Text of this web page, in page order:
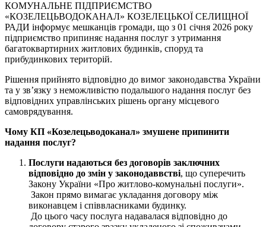
КОМУНАЛЬНЕ ПІДПРИЄМСТВО
«КОЗЕЛЕЦЬВОДОКАНАЛ» КОЗЕЛЕЦЬКОЇ СЕЛИЩНОЇ
РАДИ інформує мешканців громади, що з 01 січня 2026 року
підприємство припиняє надання послуг з утримання
багатоквартирних житлових будинків, споруд та
прибудинкових територій.
Рішення прийнято відповідно до вимог законодавства України
та у зв’язку з неможливістю подальшого надання послуг без
відповідних управлінських рішень органу місцевого
самоврядування.
Чому КП «Козелецьводоканал» змушене припинити
надання послуг?
Послуги надаються без договорів заключних
відповідно до змін у законодаввстві, що суперечить
Закону України «Про житлово-комунальні послуги».
Закон прямо вимагає укладання договору між
виконавцем і співвласниками будинку.
До цього часу послуга надавалася відповідно до